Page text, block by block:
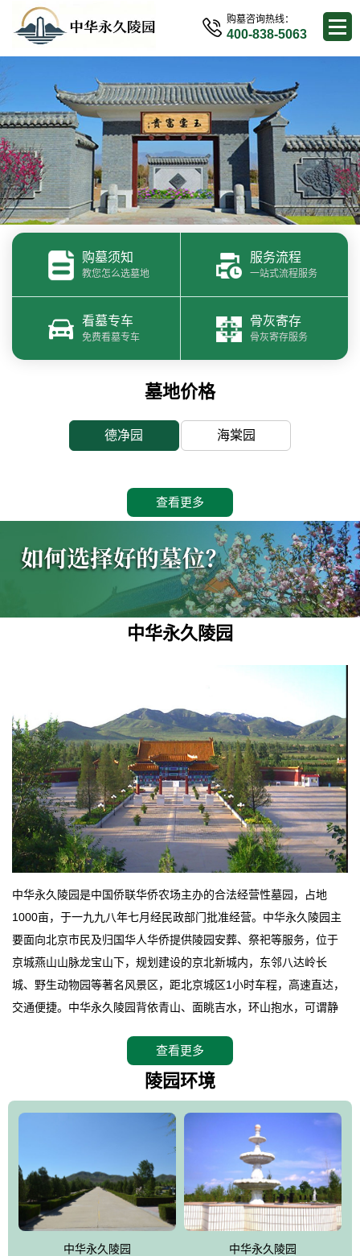
购墓咨询热线：
400-838-5063
购墓须知
教您怎么选墓地
服务流程
一站式流程服务
看墓专车
免费看墓专车
骨灰寄存
骨灰寄存服务
墓地价格
德净园 海棠园
查看更多
中华永久陵园
中华永久陵园是中国侨联华侨农场主办的合法经营性墓园，占地
1000亩，于一九九八年七月经民政部门批准经营。中华永久陵园主
要面向北京市民及归国华人华侨提供陵园安葬、祭祀等服务，位于
京城燕山山脉龙宝山下，规划建设的京北新城内，东邻八达岭长
城、野生动物园等著名风景区，距北京城区1小时车程，高速直达，
交通便捷。中华永久陵园背依青山、面眺吉水，环山抱水，可谓静
地。在总体设计上完全以中国传统文化作为前渠，由三条山脊环绕
而成，宛如一把太师椅，呈坐南朝北向，左青龙，右白虎，前朱
环绕挡住了外界的风吹，流动的生气遇到官厅的水又止住了，正好
符合山环水抱，藏风纳气的要求。中华永久陵园风景庄重典雅、气
势如宏，是华北地区最大的平川式墓园，陵园以皇家建筑风格为载
体吸取现代园林艺术之精华
查看更多
陵园环境
中华永久陵园 中华永久陵园